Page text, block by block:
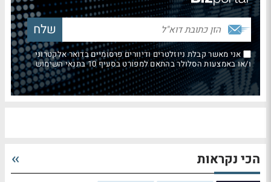
אני מאשר קבלת ניוזלטרים ודיוורים פרסומיים בדואר אלקטרוני
ו/או באמצעות הסלולר בהתאם למפורט בסעיף 10 בתנאי השימוש
הכי נקראות